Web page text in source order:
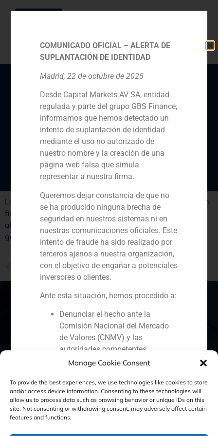
Manage Cookie Consent
To provide the best experiences, we use technologies like cookies to store
and/or access device information. Consenting to these technologies will
allow us to process data such as browsing behavior or unique IDs on this
site. Not consenting or withdrawing consent, may adversely affect certain
features and functions.
GBS Finance integra
Nogal en Colombia y
abre una nueva oficina
en Miami
La firma ha entrado en Colombia con la adquisición de la
firma de asesoramiento financiero Nogal y también ha
abierto una nueva oficina en Miami centrada en la
gestión de grandes patrimonios.
PREVIOUS
Portugal Colombia
Ecuador Perú Chile
Política de Cookies Política de Privacidad
Aviso Legal
COMUNICADO OFICIAL – ALERTA DE
SUPLANTACIÓN DE IDENTIDAD
Madrid, 22 de octubre de 2025
Desde Capital Markets AV SA, entidad
regulada y parte del grupo GBS Finance,
informamos que hemos detectado un
intento de suplantación de identidad
mediante el uso no autorizado de
nuestro nombre y la creación de una
página web falsa que simula
representar a nuestra firma.
Queremos dejar constancia de que no
se ha producido ninguna brecha de
seguridad en nuestros sistemas ni en
nuestras comunicaciones oficiales. Este
intento de fraude ha sido realizado por
terceros ajenos a nuestra organización,
con el objetivo de engañar a potenciales
inversores o clientes.
Ante esta situación, hemos procedido a:
Denunciar el hecho ante la
Comisión Nacional del Mercado
de Valores (CNMV) y las
autoridades competentes.
Activar nuestros protocolos
reputacional y colaboración con
organismos especializados en
ciberseguridad.
Recomendamos a todos nuestros